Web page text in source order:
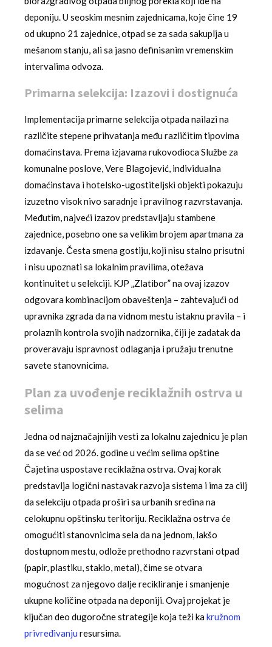
deponiju. U seoskim mesnim zajednicama, koje čine 19
od ukupno 21 zajednice, otpad se za sada sakuplja u
mešanom stanju, ali sa jasno definisanim vremenskim
intervalima odvoza.
Primarna selekcija: Izazovi i dostignuća
Implementacija primarne selekcija otpada nailazi na
različite stepene prihvatanja među različitim tipovima
domaćinstava. Prema izjavama rukovodioca Službe za
komunalne poslove, Vere Blagojević, individualna
domaćinstava i hotelsko-ugostiteljski objekti pokazuju
izuzetno visok nivo saradnje i pravilnog razvrstavanja.
Međutim, najveći izazov predstavljaju stambene
zajednice, posebno one sa velikim brojem apartmana za
izdavanje. Česta smena gostiju, koji nisu stalno prisutni
i nisu upoznati sa lokalnim pravilima, otežava
kontinuitet u selekciji. KJP „Zlatibor” na ovaj izazov
odgovara kombinacijom obaveštenja – zahtevajući od
upravnika zgrada da na vidnom mestu istaknu pravila – i
prolaznih kontrola svojih nadzornika, čiji je zadatak da
proveravaju ispravnost odlaganja i pružaju trenutne
savete stanovnicima.
Plan za uvođenje reciklažnih ostrva u
selima
Jedna od najznačajnijih vesti za lokalnu zajednicu je plan
da se već od 2026. godine u većim selima opštine
Čajetina uspostave reciklažna ostrva. Ovaj korak
predstavlja logični nastavak razvoja sistema i ima za cilj
da selekciju otpada proširi sa urbanih sredina na
celokupnu opštinsku teritoriju. Reciklažna ostrva će
omogućiti stanovnicima sela da na jednom, lakšo
dostupnom mestu, odlože prethodno razvrstani otpad
(papir, plastiku, staklo, metal), čime se otvara
mogućnost za njegovo dalje recikliranje i smanjenje
ukupne količine otpada na deponiji. Ovaj projekat je
ključan deo dugoročne strategije koja teži kakružnom
privređivanju resursima.